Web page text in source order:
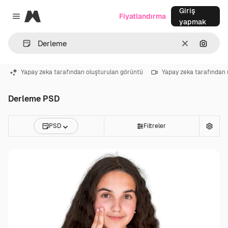
Close menu
Magnific
Temizlemek
Fiyatlandırma
Giriş
yapmak
Yapay zeka tarafından oluşturulan görüntü Yapay zeka
Derleme PSD
PSD Filtreler